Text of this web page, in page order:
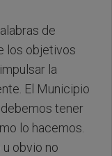
de
los objetivos
la
El Municipio
tener
lo hacemos.
obvio no